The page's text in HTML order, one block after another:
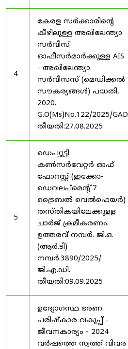
4
കേരള സർക്കാരിന്റെ
കീഴിലുള്ള അഖിലേന്ത്യാ
സർവീസ്
ഓഫീസർമാർക്കുള്ള AIS
- അഖിലേന്ത്യാ
സർവീസസ് (മെഡിക്കൽ
സൗകര്യങ്ങൾ) പദ്ധതി,
2020.
G.O(Ms)No.122/2025/GAD
തീയതി:27.08.2025
5
ഡെപ്യൂട്ടി
കൺസർവേറ്റർ ഓഫ്
ഫോറസ്റ്റ് (ഇക്കോ-
ഡെവലപ്മെന്റ് 7
ട്രൈബൽ വെൽഫെയർ)
തസ്തികയിലേക്കുള്ള
ചാർജ് ക്രമീകരണം.
ഉത്തരവ് നമ്പർ. ജി.ഒ.
(ആർ.ടി)
നമ്പർ.3890/2025/
ജി.എ.ഡി.
തീയതി:09.09.2025
ഉദ്യോഗസ്ഥ ഭരണ
പരിഷ്കാര വകുപ്പ് -
ജീവനകാര്യം - 2024
വർഷത്തെ സ്വത്ത് വിവര